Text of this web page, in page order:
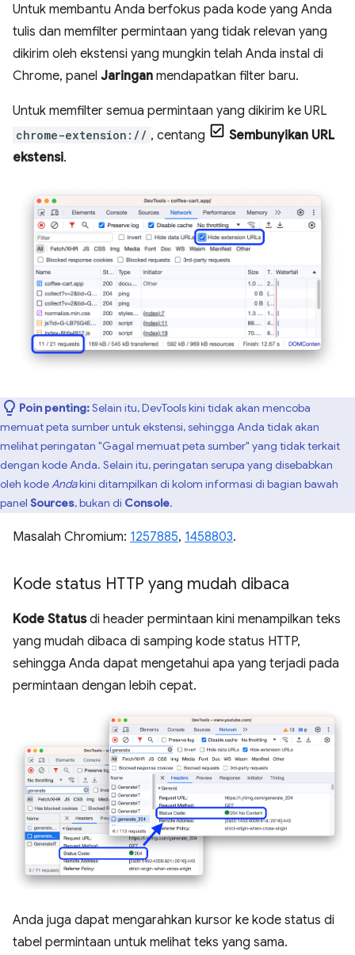
Untuk membantu Anda berfokus pada kode yang Anda
tulis dan memfilter permintaan yang tidak relevan yang
dikirim oleh ekstensi yang mungkin telah Anda instal di
Chrome, panel Jaringan mendapatkan filter baru.
Untuk memfilter semua permintaan yang dikirim ke URL
chrome-extension:// , centang
Sembunyikan URL
ekstensi.
Poin penting:Selain itu, DevTools kini tidak akan mencoba
memuat peta sumber untuk ekstensi, sehingga Anda tidak akan
melihat peringatan "Gagal memuat peta sumber" yang tidak terkait
dengan kode Anda. Selain itu, peringatan serupa yang disebabkan
oleh kodeAndakini ditampilkan di kolom informasi di bagian bawah
panel Sources, bukan di Console.
Masalah Chromium: 1257885, 1458803.
Kode status HTTP yang mudah dibaca
Kode Statusdi header permintaan kini menampilkan teks
yang mudah dibaca di samping kode status HTTP,
sehingga Anda dapat mengetahui apa yang terjadi pada
permintaan dengan lebih cepat.
Anda juga dapat mengarahkan kursor ke kode status di
tabel permintaan untuk melihat teks yang sama.